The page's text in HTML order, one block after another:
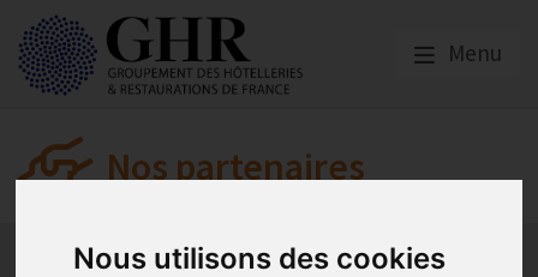
Nous utilisons des cookies
Menu
Nos partenaires
L’actualité des partenaires Nos partenaires